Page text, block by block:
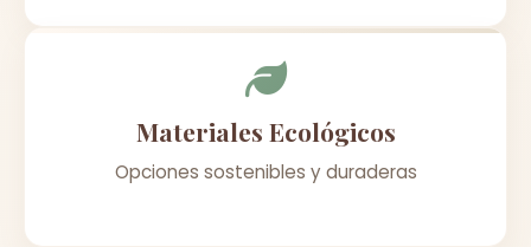
Materiales Ecológicos
Opciones sostenibles y duraderas